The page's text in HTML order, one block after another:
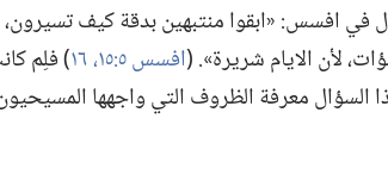
افسس:‏ «ابقوا منتبهين بدقة كيف تسيرون،‏
لأن الايام شريرة».‏ (‏افسس ٥:‏١٥،‏ ١٦
‏)‏ فلِم
السؤال معرفة الظروف التي واجهها